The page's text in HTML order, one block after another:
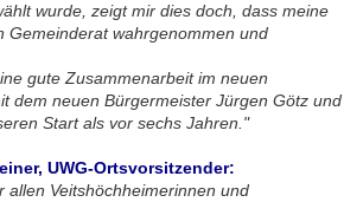
wurde, zeigt mir dies doch, dass meine
Gemeinderat wahrgenommen und
gute Zusammenarbeit im neuen
dem neuen Bürgermeister Jürgen Götz und
Start als vor sechs Jahren."
UWG-Ortsvorsitzender:
allen Veitshöchheimerinnen und